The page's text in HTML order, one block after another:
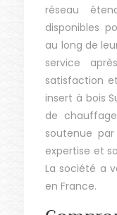
réseau
disponibles
au long de
service
satisfaction
insert à bois
de
soutenue
expertise et
La société a
en France.